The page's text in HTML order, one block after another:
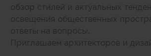
обзор стилей и актуальных
освещения общественных
ответы на вопросы.
Приглашаем архитекторов и